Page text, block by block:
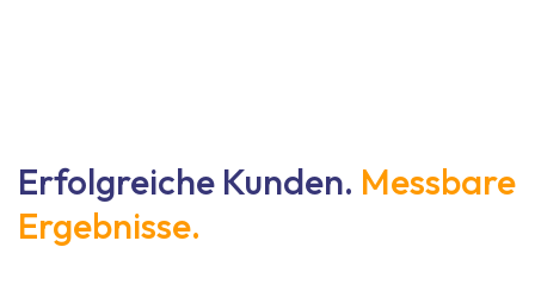
Erfolgreiche Kunden. Messbare
Ergebnisse.